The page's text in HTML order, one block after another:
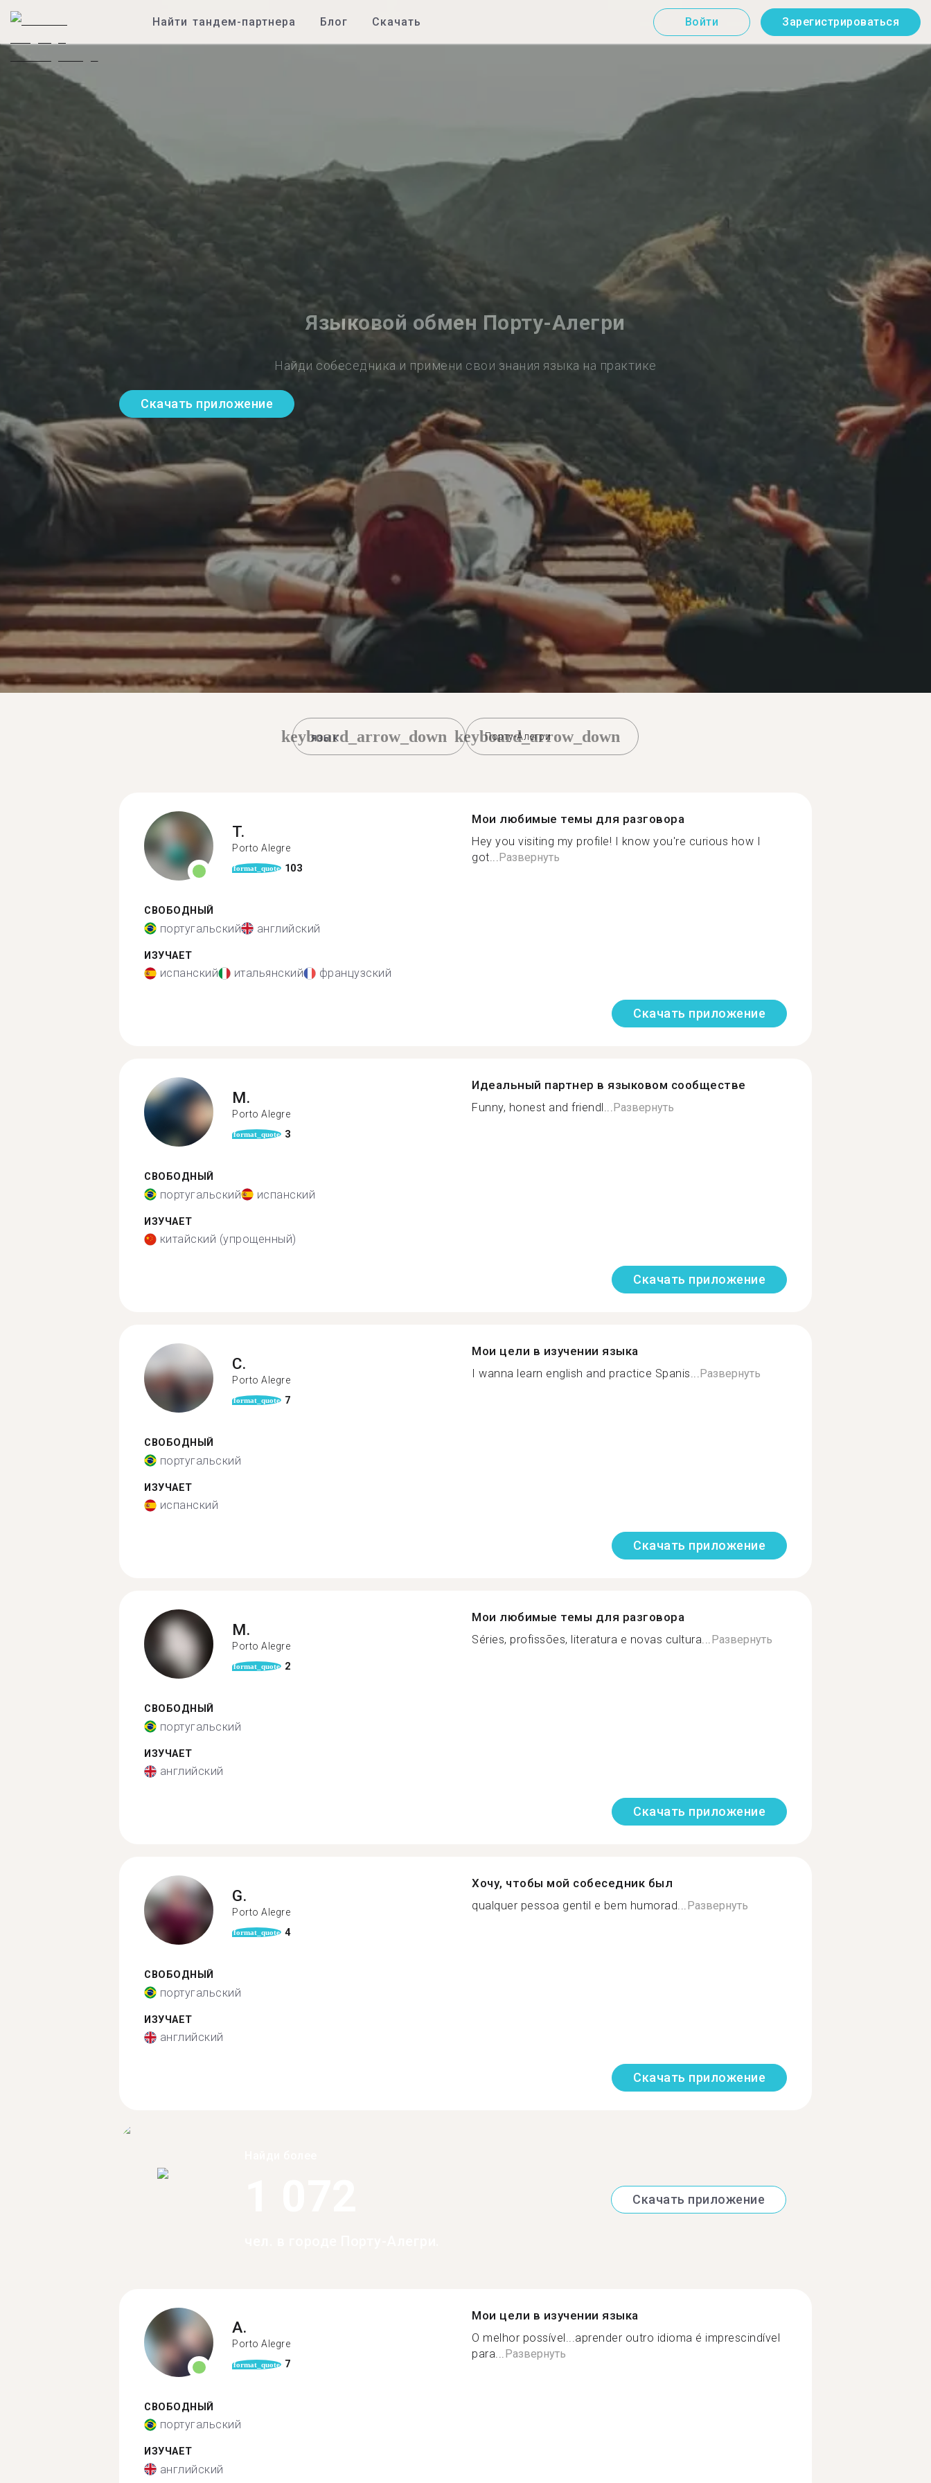
Найти тандем-партнера Блог Скачать Войти Зарегистрироваться
Языковой обмен Порту-Алегри
Найди собеседника и примени свои знания языка на практике
Скачать приложение
keyboard_arrow_down Порту-Алегри
keyboard_arrow_down
T.
Porto Alegre
format_quote 103
СВОБОДНЫЙ
португальский английский
ИЗУЧАЕТ
испанский итальянский французский
Мои любимые темы для разговора
Hey you visiting my profile! I know you're curious how I
got...Развернуть
Скачать приложение
M.
Porto Alegre
format_quote 3
СВОБОДНЫЙ
португальский испанский
ИЗУЧАЕТ
китайский (упрощенный)
Идеальный партнер в языковом сообществе
Funny, honest and friendl...Развернуть
Скачать приложение
C.
Porto Alegre
format_quote 7
СВОБОДНЫЙ
португальский
ИЗУЧАЕТ
испанский
Мои цели в изучении языка
I wanna learn english and practice Spanis...Развернуть
Скачать приложение
M.
Porto Alegre
format_quote 2
СВОБОДНЫЙ
португальский
ИЗУЧАЕТ
английский
Мои любимые темы для разговора
Séries, profissões, literatura e novas cultura...Развернуть
Скачать приложение
G.
Porto Alegre
format_quote 4
СВОБОДНЫЙ
португальский
ИЗУЧАЕТ
английский
Хочу, чтобы мой собеседник был
qualquer pessoa gentil e bem humorad...Развернуть
Скачать приложение
Скачать приложение
A.
Porto Alegre
format_quote 7
СВОБОДНЫЙ
португальский
ИЗУЧАЕТ
английский
Мои цели в изучении языка
O melhor possível...aprender outro idioma é imprescindível
para... Развернуть